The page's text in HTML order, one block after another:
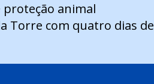
proteção animal
Torre com quatro dias